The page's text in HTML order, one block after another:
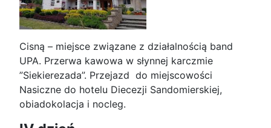
Cisną – miejsce związane z działalnością band
UPA. Przerwa kawowa w słynnej karczmie
”Siekierezada”. Przejazd do miejscowości
Nasiczne do hotelu Diecezji Sandomierskiej,
obiadokolacja i nocleg.